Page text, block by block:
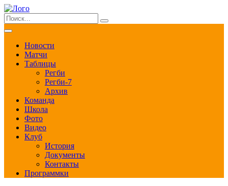
Новости
Матчи
Таблицы
Регби
Регби-7
Архив
Команда
Школа
Фото
Видео
Клуб
История
Документы
Контакты
Программки